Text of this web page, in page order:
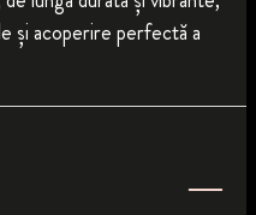
și acoperire perfectă a